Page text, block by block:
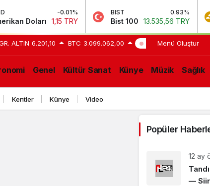
-0.01%
Doları 1,15 TRY
BIST 0.93%
Bist 100 13.535,56 TRY
ALTIN 6.201,10 BTC 3.099.062,00 23:06 Lukaku
Menü Oluştur
Genel Kültür Sanat Künye Müzik Sağlık
Kentler Künye Video
Popüler
12 ay
—